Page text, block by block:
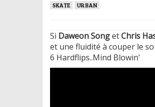
SKATE URBAN
Si Daweon SongetChris
et une fluidité à couper le
6 Hardflips..Mind Blowin'